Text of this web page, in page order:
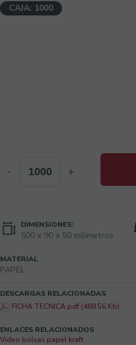
CAJA: 1000
- +
DIMENSIONES:
500 x 90 x 50 milímetros
MATERIAL
PAPEL
DESCARGAS RELACIONADAS
FICHA TECNICA.pdf (489.56 Kb)
ENLACES RELACIONADOS
Video bolsas papel kraft